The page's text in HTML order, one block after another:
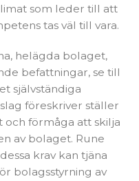
som leder till att
tas väl till vara.
helägda bolaget,
befattningar, se till
självständiga
föreskriver ställer
och förmåga att skilja
av bolaget. Rune
krav kan tjäna
bolagsstyrning av